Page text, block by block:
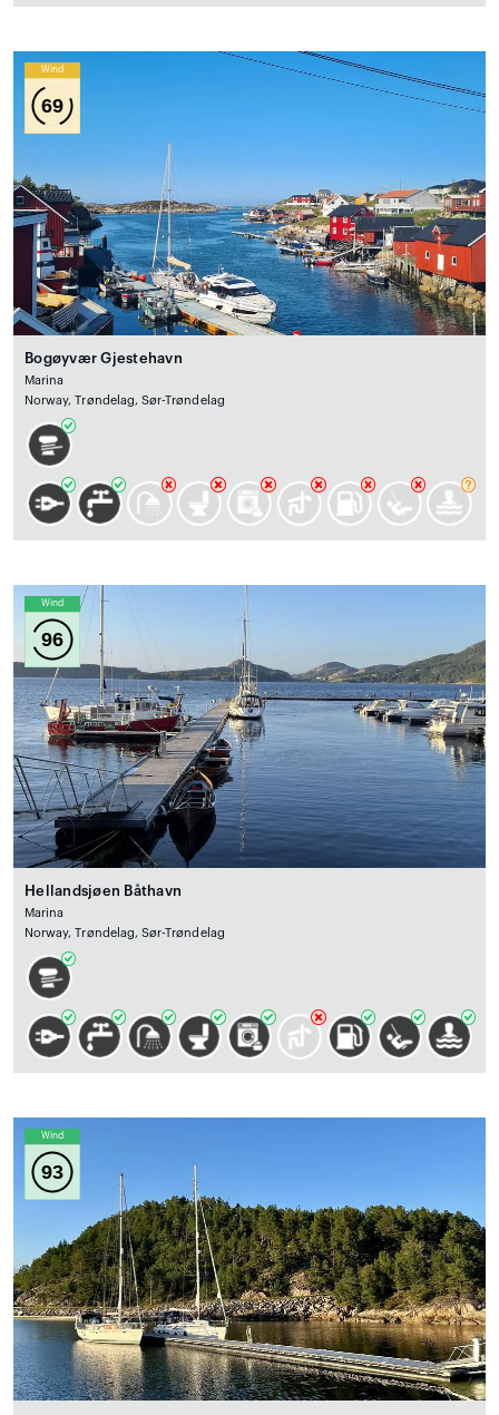
Wind
69
Bogøyvær Gjestehavn
Marina
Norway, Trøndelag, Sør-Trøndelag
Wind
96
Hellandsjøen Båthavn
Marina
Norway, Trøndelag, Sør-Trøndelag
Wind
93